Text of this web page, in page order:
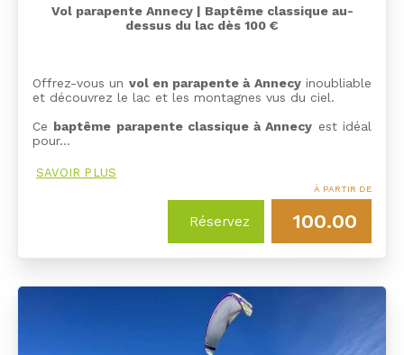
Vol parapente Annecy | Baptême classique au-
dessus du lac dès 100 €
Offrez-vous un vol en parapente à Annecyinoubliable
et découvrez le lac et les montagnes vus du ciel.
Ce baptême parapente classique à Annecy est idéal
pour…
SAVOIR PLUS
Réservez
À PARTIR DE
100.00